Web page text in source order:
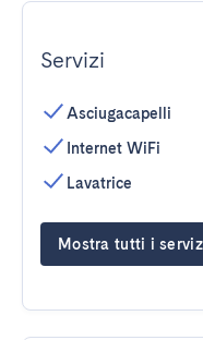
Servizi
Asciugacapelli
Internet WiFi
Lavatrice
Mostra tutti i